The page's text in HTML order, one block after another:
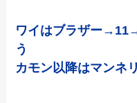
ワイはブラザー
う
カモン以降はマンネ